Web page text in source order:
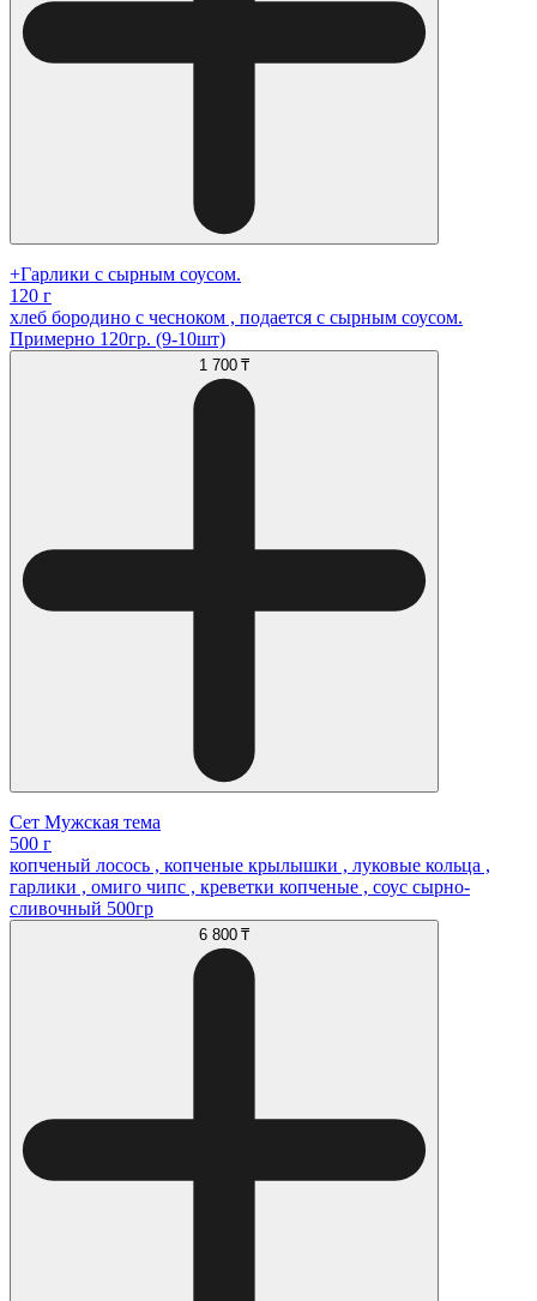
+Гарлики с сырным соусом.
120 г
хлеб бородино с чесноком , подается с сырным соусом.
Примерно 120гр. (9-10шт)
1 700 ₸
Сет Мужская тема
500 г
копченый лосось , копченые крылышки , луковые кольца ,
гарлики , омиго чипс , креветки копченые , соус сырно-
сливочный 500гр
6 800 ₸